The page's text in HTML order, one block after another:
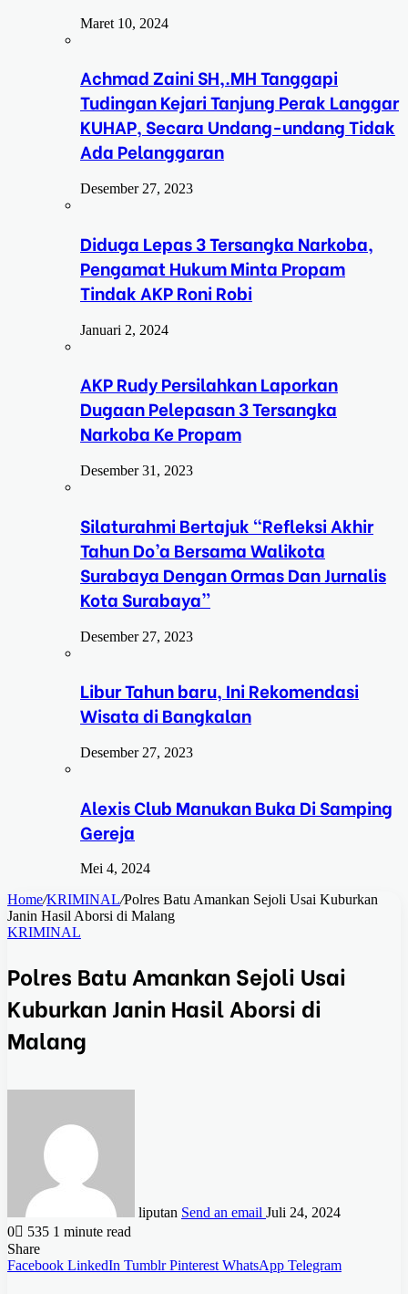
Maret 10, 2024
Achmad Zaini SH,.MH Tanggapi
Tudingan Kejari Tanjung Perak Langgar
KUHAP, Secara Undang-undang Tidak
Ada Pelanggaran
Desember 27, 2023
Diduga Lepas 3 Tersangka Narkoba,
Pengamat Hukum Minta Propam
Tindak AKP Roni Robi
Januari 2, 2024
AKP Rudy Persilahkan Laporkan
Dugaan Pelepasan 3 Tersangka
Narkoba Ke Propam
Desember 31, 2023
Silaturahmi Bertajuk “Refleksi Akhir
Tahun Do’a Bersama Walikota
Surabaya Dengan Ormas Dan Jurnalis
Kota Surabaya”
Desember 27, 2023
Libur Tahun baru, Ini Rekomendasi
Wisata di Bangkalan
Desember 27, 2023
Alexis Club Manukan Buka Di Samping
Gereja
Mei 4, 2024
Home/KRIMINAL/Polres Batu Amankan Sejoli Usai Kuburkan
Janin Hasil Aborsi di Malang
KRIMINAL
Polres Batu Amankan Sejoli Usai
Kuburkan Janin Hasil Aborsi di
Malang
liputan Send an email Juli 24, 2024
0
535 1 minute read
Share
Facebook LinkedIn Tumblr Pinterest WhatsApp Telegram